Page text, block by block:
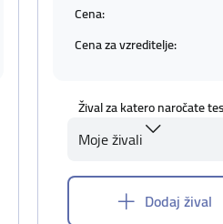
Cena:
Cena za vzreditelje:
Žival za katero naročate
Moje živali
Dodaj žival